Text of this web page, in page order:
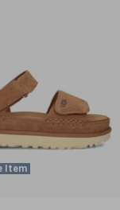
Item